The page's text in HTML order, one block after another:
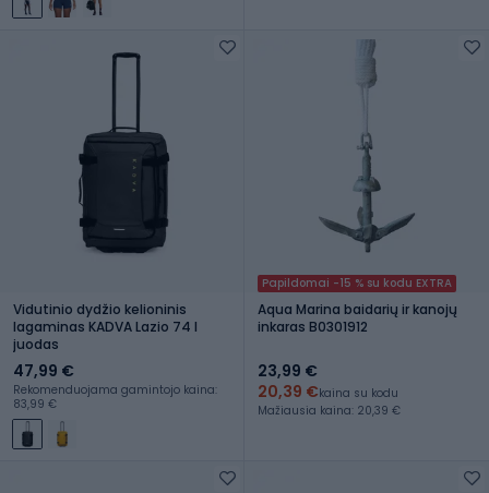
Vidutinio dydžio kelioninis
lagaminas KADVA Lazio 74 l
juodas
47,99 €
Rekomenduojama gamintojo kaina:
83,99 €
Papildomai -15 % su kodu EXTRA
Aqua Marina baidarių ir kanojų
inkaras B0301912
23,99 €
20,39 €kaina su kodu
Mažiausia kaina: 20,39 €